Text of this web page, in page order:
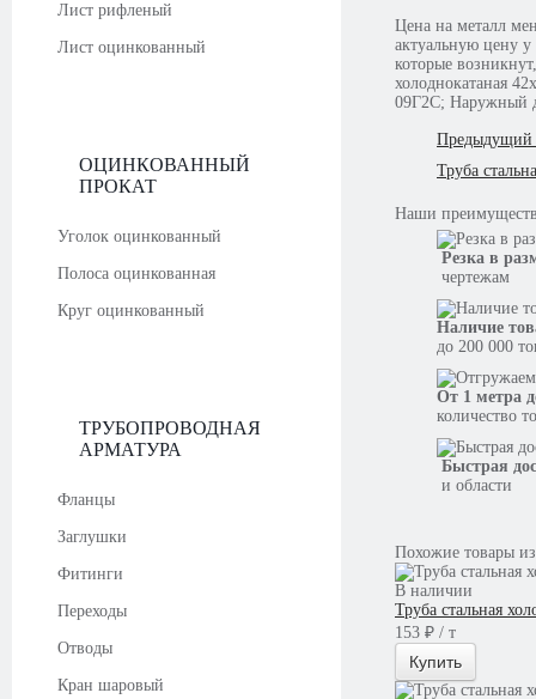
Лист рифленый
Лист оцинкованный
ОЦИНКОВАННЫЙ
ПРОКАТ
Уголок оцинкованный
Полоса оцинкованная
Круг оцинкованный
ТРУБОПРОВОДНАЯ
АРМАТУРА
Фланцы
Заглушки
Фитинги
Переходы
Отводы
Кран шаровый
Цена на металл меняется
актуальную цену
которые
холоднокатаная 42х5 мм
09Г2С; Наружный
Предыдущий
Труба
Наши
Резка в
чертежам
Наличие
до 200 000
От 1 метра
количество
Быстрая
и области
Похожие товары
В наличии
Труба стальная
153 ₽ / т
Купить